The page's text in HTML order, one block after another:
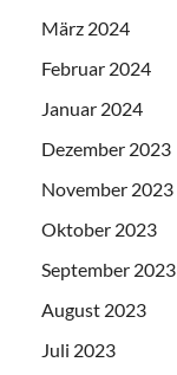
März 2024
Februar 2024
Januar 2024
Dezember 2023
November 2023
Oktober 2023
September 2023
August 2023
Juli 2023